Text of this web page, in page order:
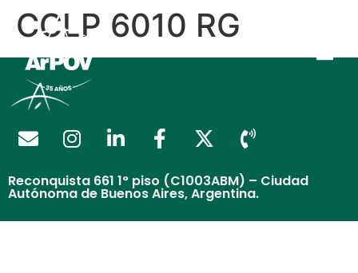
CCLP 6010 RG
Reconquista 661 1° piso (C1003ABM) – Ciudad
Autónoma de Buenos Aires, Argentina.